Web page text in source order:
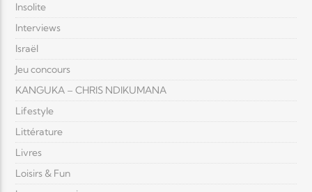
Insolite
Interviews
Israël
Jeu concours
KANGUKA – CHRIS NDIKUMANA
Lifestyle
Littérature
Livres
Loisirs & Fun